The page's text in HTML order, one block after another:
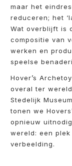
maar het
reduceren; het
Wat overblijft is
compositie van
werken en
speelse
Hover’s
overal ter
Stedelijk
tonen we
opnieuw
wereld: een
verbeelding.